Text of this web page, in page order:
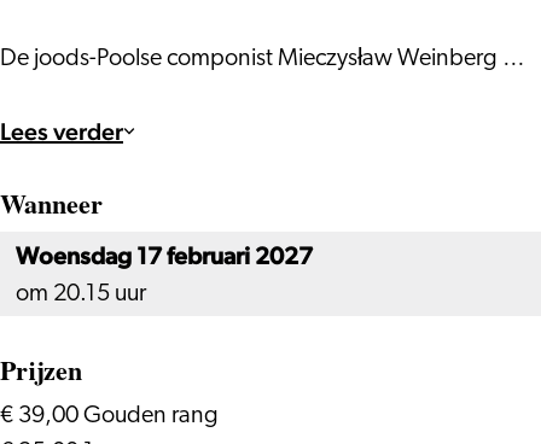
De joods-Poolse componist Mieczysław Weinberg …
Lees verder
Wanneer
Woensdag 17 februari 2027
om 20.15 uur
Prijzen
€ 39,00 Gouden rang